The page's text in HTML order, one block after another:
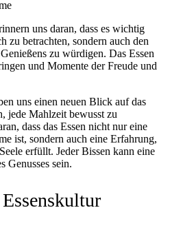
uns daran, dass es wichtig
zu betrachten, sondern auch den
zu würdigen. Das Essen
und Momente der Freude und
uns einen neuen Blick auf das
jede Mahlzeit bewusst zu
dass das Essen nicht nur eine
ist, sondern auch eine Erfahrung,
erfüllt. Jeder Bissen kann eine
Genusses sein.